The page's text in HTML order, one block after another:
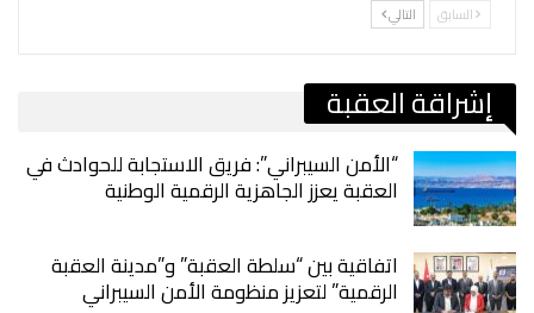
السابق التالي
إشراقة العقبة
“الأمن السيبراني”: فريق الاستجابة للحوادث في
العقبة يعزز الجاهزية الرقمية الوطنية
اتفاقية بين “سلطة العقبة” و”مدينة العقبة
الرقمية” لتعزيز منظومة الأمن السيبراني